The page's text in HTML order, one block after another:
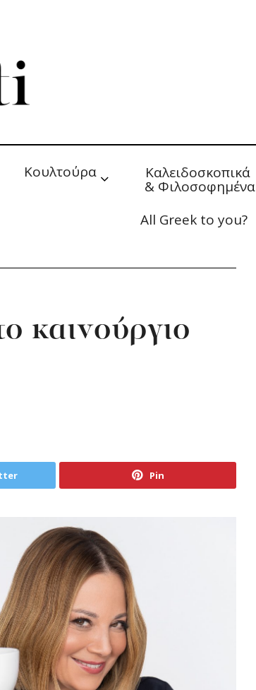
Κουλτούρα Καλειδοσκοπικά
& Φιλοσοφημένα
All Greek to you?
καινούργιο
Pin